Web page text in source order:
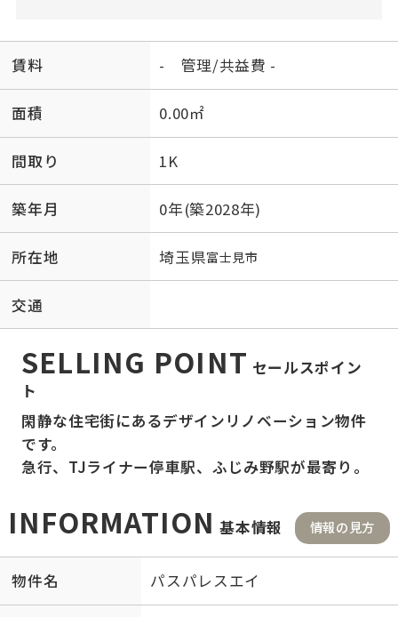
賃料 - 管理/共益費 -
面積 0.00㎡
間取り 1K
築年月 0年(築2028年)
所在地 埼玉県富士見市
交通
SELLING POINT セールスポイン
ト
閑静な住宅街にあるデザインリノベーション物件
です。
急行、TJライナー停車駅、ふじみ野駅が最寄り。
INFORMATION 基本情報 情報の見方
物件名 パスパレスエイ